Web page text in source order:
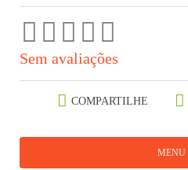
Sem avaliações
COMPARTILHE
MENU